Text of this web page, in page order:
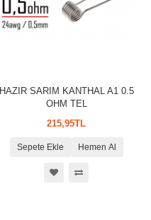
HAZIR SARIM KANTHAL A1 0.5
OHM TEL
215,95TL
Sepete Ekle Hemen Al